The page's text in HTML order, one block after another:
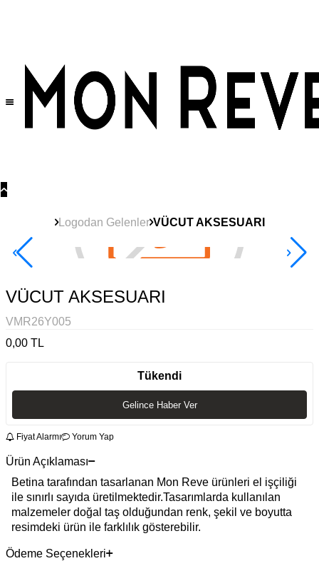
Logodan Gelenler VÜCUT AKSESUARI
Yeni Ürün
VÜCUT AKSESUARI
VMR26Y005
0,00 TL
Tükendi
Gelince Haber Ver
Fiyat Alarmı Yorum Yap
Ürün Açıklaması
Betina tarafından tasarlanan Mon Reve ürünleri el işçiliği
ile sınırlı sayıda üretilmektedir.Tasarımlarda kullanılan
malzemeler doğal taş olduğundan renk, şekil ve boyutta
resimdeki ürün ile farklılık gösterebilir.
Ödeme Seçenekleri